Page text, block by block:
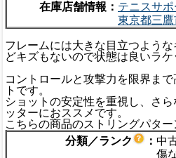
在庫店舗情報： テニスサ
東京都三鷹
フレームには大きな目立つよう
どキズもないので状態は良いラケ
コントロールと攻撃力を限界ま
トです。
ショットの安定性を重視し、さ
ッターにおススメです。
こちらの商品のストリングパター
分類／ランク
： 中
傷